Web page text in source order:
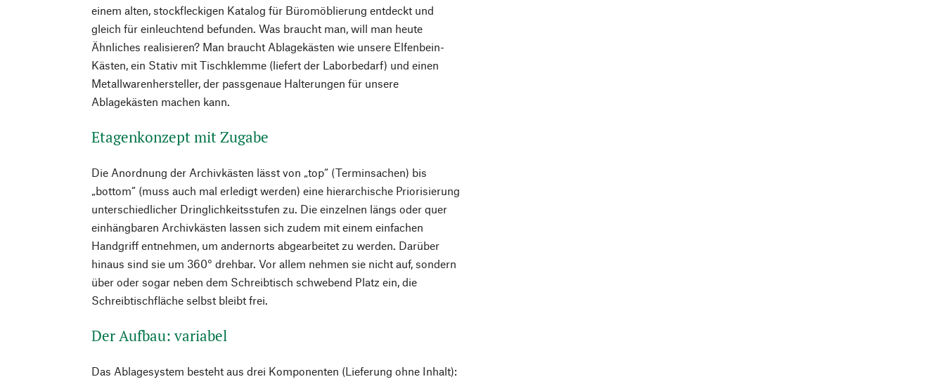
einem alten, stockfleckigen Katalog für Büromöblierung entdeckt und
gleich für einleuchtend befunden. Was braucht man, will man heute
Ähnliches realisieren? Man braucht Ablagekästen wie unsere Elfenbein-
Kästen, ein Stativ mit Tischklemme (liefert der Laborbedarf) und einen
Metallwarenhersteller, der passgenaue Halterungen für unsere
Ablagekästen machen kann.
Etagenkonzept mit Zugabe
Die Anordnung der Archivkästen lässt von „top“ (Terminsachen) bis
„bottom“ (muss auch mal erledigt werden) eine hierarchische Priorisierung
unterschiedlicher Dringlichkeitsstufen zu. Die einzelnen längs oder quer
einhängbaren Archivkästen lassen sich zudem mit einem einfachen
Handgriff entnehmen, um andernorts abgearbeitet zu werden. Darüber
hinaus sind sie um 360° drehbar. Vor allem nehmen sie nicht auf, sondern
über oder sogar neben dem Schreibtisch schwebend Platz ein, die
Schreibtischfläche selbst bleibt frei.
Der Aufbau: variabel
Das Ablagesystem besteht aus drei Komponenten (Lieferung ohne Inhalt):